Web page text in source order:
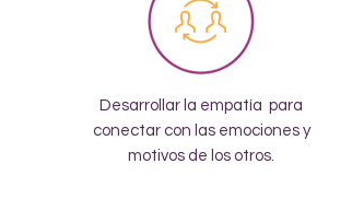
Desarrollar la empatía para
conectar con las emociones y
motivos de los otros.